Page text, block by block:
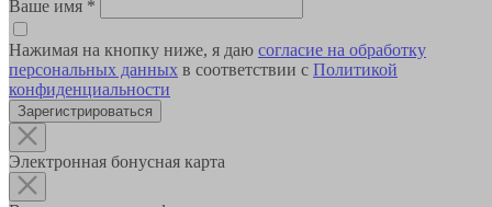
Ваше имя *
Нажимая на кнопку ниже, я даю согласие на обработку
персональных данных в соответствии с Политикой
конфиденциальности
Зарегистрироваться
Электронная бонусная карта